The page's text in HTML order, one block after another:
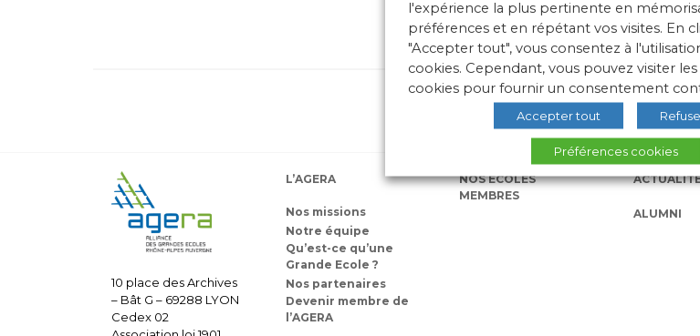
10 place des Archives
– Bât G – 69288 LYON
Cedex 02
L’AGERA
Nos missions
Notre équipe
Qu’est-ce qu’une
Grande Ecole ?
Nos partenaires
Devenir membre de
l’AGERA
NOS ÉCOLES
MEMBRES
ALUMNI
l'expérience la plus pertinente en
préférences et en répétant vos visites. En
"Accepter tout", vous consentez à
cookies. Cependant, vous pouvez visiter
cookies pour fournir un consentement
Accepter tout
Préférences cookies